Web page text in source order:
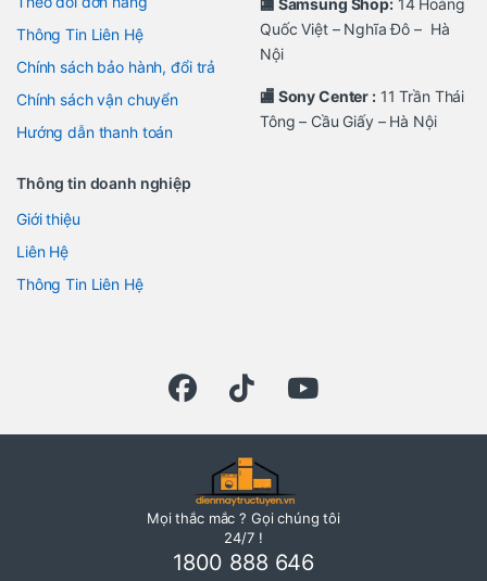
Thông Tin Liên Hệ
Chính sách bảo hành, đổi trả
Chính sách vận chuyển
Hướng dẫn thanh toán
Quốc Việt – Nghĩa Đô – Hà
Nội
🏬 Sony Center :11 Trần Thái
Tông – Cầu Giấy – Hà Nội
Thông tin doanh nghiệp
Giới thiệu
Liên Hệ
Thông Tin Liên Hệ
Mọi thắc mắc ? Gọi chúng tôi
24/7 !
1800 888 646